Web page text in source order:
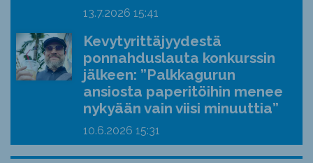
13.7.2026 15:41
Kevytyrittäjyydestä
ponnahduslauta konkurssin
jälkeen: ”Palkkagurun
ansiosta paperitöihin menee
nykyään vain viisi minuuttia”
10.6.2026 15:31